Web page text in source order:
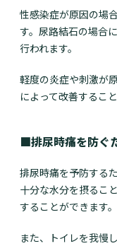
性感染症が原因の場
す。尿路結石の場合
行われます。
軽度の炎症や刺激が
によって改善するこ
■排尿時痛を防ぐ
排尿時痛を予防する
十分な水分を摂るこ
することができます。
また、トイレを我慢